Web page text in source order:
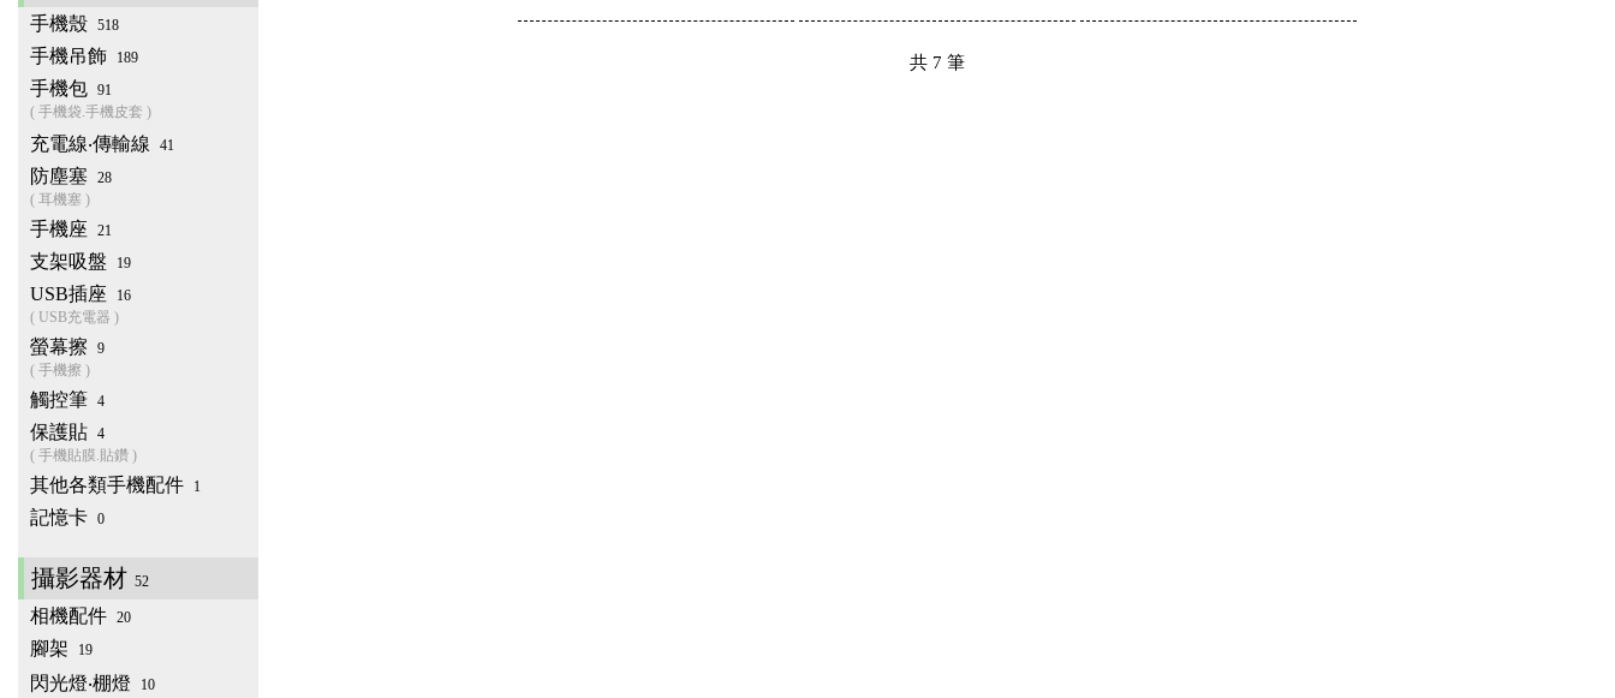
手機殼 518
手機吊飾 189
手機包 91
( 手機袋.手機皮套 )
充電線‧傳輸線 41
防塵塞 28
( 耳機塞 )
手機座 21
支架吸盤 19
USB插座
16
( USB充電器 )
螢幕擦
9
( 手機擦 )
觸控筆 4
保護貼 4
( 手機貼膜.貼鑽 )
其他各類手機配件 1
記憶卡 0
攝影器材 52
相機配件 20
腳架 19
閃光燈‧棚燈 10
共7 筆